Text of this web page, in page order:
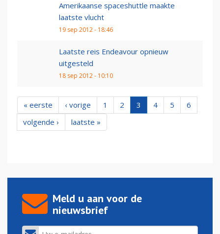
Amerikaanse spaceshuttle maakte
laatste vlucht
19 sep 2012 - 18:46
Laatste reis Endeavour opnieuw
uitgesteld
18 sep 2012 - 10:10
« eerste ‹ vorige 1 2 3 4 5
6
volgende ›
laatste »
Meld u aan voor de
nieuwsbrief